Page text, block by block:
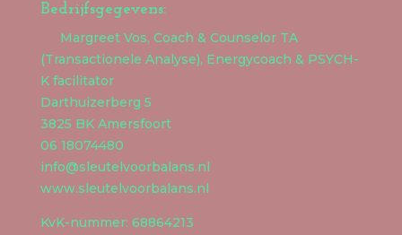
Bedrijfsgegevens:
Margreet Vos, Coach & Counselor TA
(Transactionele Analyse), Energycoach & PSYCH-
K facilitator
Darthuizerberg 5
3825 BK Amersfoort
06 18074480
info@sleutelvoorbalans.nl
www.sleutelvoorbalans.nl
KvK-nummer: 68864213